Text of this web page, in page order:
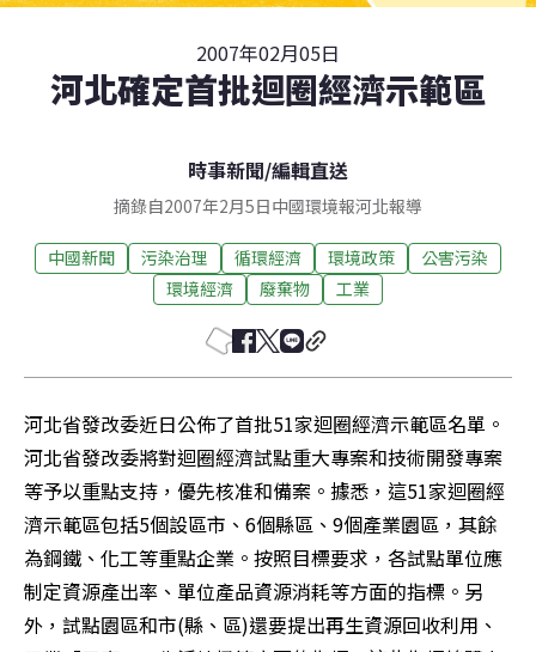
2007年02月05日
河北確定首批迴圈經濟示範區
時事新聞/編輯直送
摘錄自2007年2月5日中國環境報河北報導
中國新聞 污染治理 循環經濟 環境政策
公害污染
環境經濟
廢棄物 工業
河北省發改委近日公佈了首批51家迴圈經濟示範區名單。
河北省發改委將對迴圈經濟試點重大專案和技術開發專案
等予以重點支持，優先核准和備案。據悉，這51家迴圈經
濟示範區包括5個設區市、6個縣區、9個產業園區，其餘
為鋼鐵、化工等重點企業。按照目標要求，各試點單位應
制定資源產出率、單位產品資源消耗等方面的指標。另
外，試點園區和市(縣、區)還要提出再生資源回收利用、